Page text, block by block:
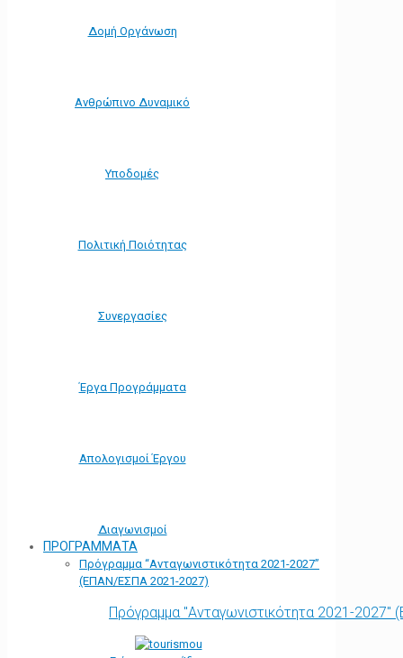
Δομή Οργάνωση
Ανθρώπινο Δυναμικό
Υποδομές
Πολιτική Ποιότητας
Συνεργασίες
Έργα Προγράμματα
Απολογισμοί Έργου
Διαγωνισμοί
ΠΡΟΓΡΑΜΜΑΤΑ
Πρόγραμμα “Ανταγωνιστικότητα 2021-2027”
(ΕΠΑΝ/ΕΣΠΑ 2021-2027)
Πρόγραμμα "Ανταγωνιστικότητα 2021-